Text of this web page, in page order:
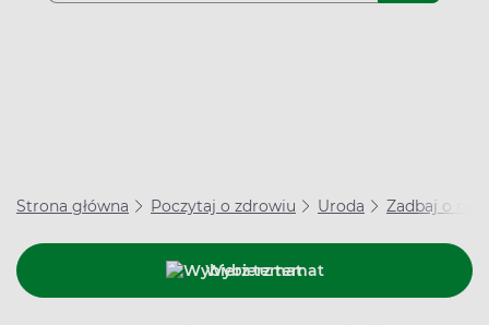
Strona główna Poczytaj o zdrowiu Uroda Zadbaj o
Wybierz temat